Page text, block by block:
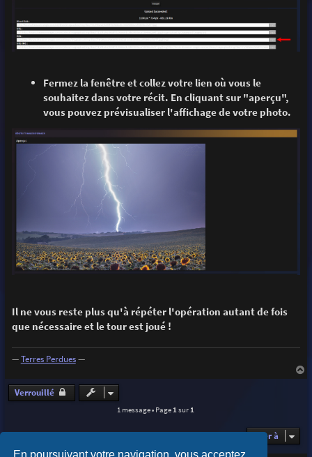
En poursuivant votre navigation, vous acceptez
Fermez la fenêtre et collez votre lien où vous le
souhaitez dans votre récit. En cliquant sur "aperçu",
vous pouvez prévisualiser l'affichage de votre photo.
Il ne vous reste plus qu'à répéter l'opération autant de fois
que nécessaire et le tour est joué !
—Terres Perdues—
a
Verrouillé
1 message • Page 1 sur 1
Aller à